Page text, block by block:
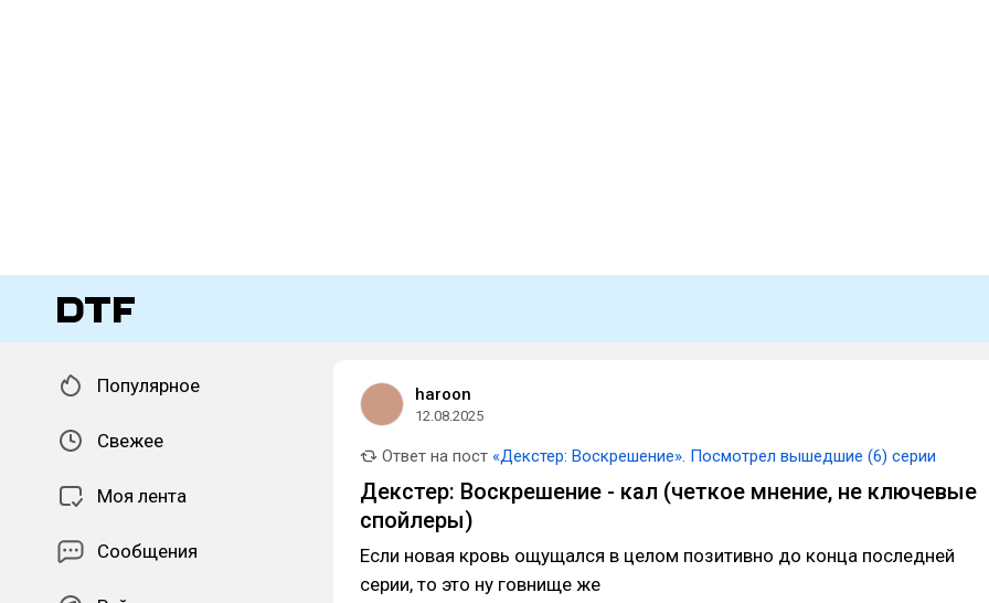
Популярное
Свежее
Моя лента
Сообщения
haroon
12.08.2025
Ответ на пост «Декстер: Воскрешение». Посмотрел вышедшие (6) серии
Декстер: Воскрешение - кал (четкое мнение, не ключевые
спойлеры)
Если новая кровь ощущался в целом позитивно до конца последней
серии, то это ну говнище же